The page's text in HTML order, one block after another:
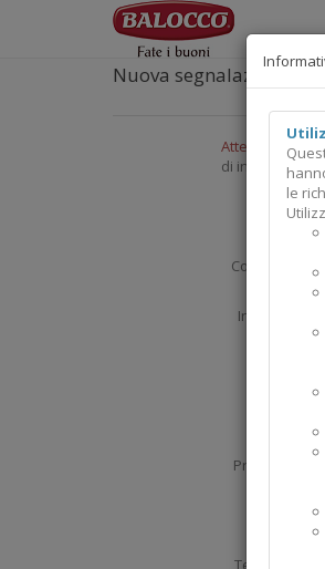
Nuova segnalazione
Attenzione: si
di
le
Nome
Cognome
Indirizzo
Provincia
Telefono